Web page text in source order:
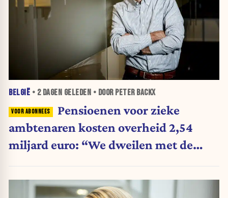
BELGIË • 2 DAGEN GELEDEN • DOOR PETER BACKX
Pensioenen voor zieke
ambtenaren kosten overheid 2,54
miljard euro: “We dweilen met de